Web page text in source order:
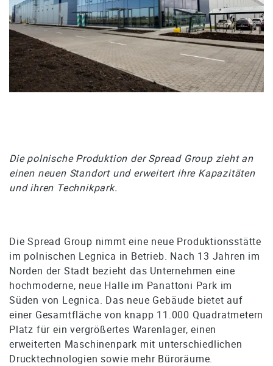
Die polnische Produktion der Spread Group zieht an
einen neuen Standort und erweitert ihre Kapazitäten
und ihren Technikpark.
Die Spread Group nimmt eine neue Produktionsstätte
im polnischen Legnica in Betrieb. Nach 13 Jahren im
Norden der Stadt bezieht das Unternehmen eine
hochmoderne, neue Halle im Panattoni Park im
Süden von Legnica. Das neue Gebäude bietet auf
einer Gesamtfläche von knapp 11.000 Quadratmetern
Platz für ein vergrößertes Warenlager, einen
erweiterten Maschinenpark mit unterschiedlichen
Drucktechnologien sowie mehr Büroräume.